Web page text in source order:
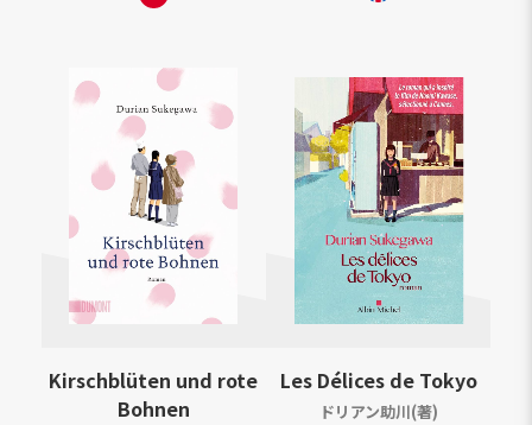
Kirschblüten und rote
Bohnen
Les Délices de Tokyo
ドリアン助川(著)